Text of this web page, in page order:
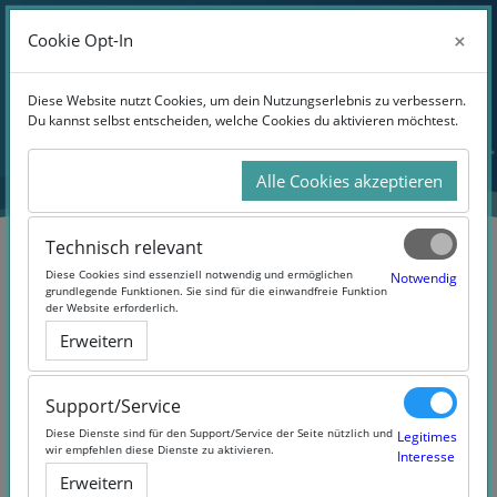
Zum Hauptinhalt
Website-Übersicht
Anmelden
Soziale Kompetenz Online-Kurs
Cookie Opt-In ×
Diese Website nutzt Cookies, um dein Nutzungserlebnis zu verbessern.
Du kannst selbst entscheiden, welche Cookies du aktivieren möchtest.
Alle Cookies akzeptieren
Technisch relevant
Diese Cookies sind essenziell notwendig und ermöglichen
grundlegende Funktionen. Sie sind für die einwandfreie Funktion
der Website erforderlich.
Notwendig
Erweitern
Support/Service
Diese Dienste sind für den Support/Service der Seite nützlich und
wir empfehlen diese Dienste zu aktivieren.
Legitimes
Interesse
Erweitern
Cookie Opt-In ×
Diese Website nutzt Cookies, um dein Nutzungserlebnis zu verbessern.
Du kannst selbst entscheiden, welche Cookies du aktivieren möchtest.
Alle Cookies akzeptieren
Technisch relevant
Diese Cookies sind essenziell notwendig und ermöglichen
grundlegende Funktionen. Sie sind für die einwandfreie Funktion
der Website erforderlich.
Notwendig
Erweitern
Support/Service
Diese Dienste sind für den Support/Service der Seite nützlich und
wir empfehlen diese Dienste zu aktivieren.
Legitimes
Interesse
Erweitern